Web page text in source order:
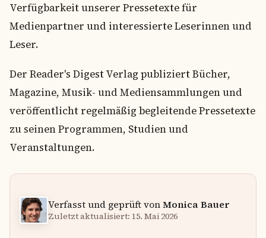
Verfügbarkeit unserer Pressetexte für
Medienpartner und interessierte Leserinnen und
Leser.
Der Reader's Digest Verlag publiziert Bücher,
Magazine, Musik- und Mediensammlungen und
veröffentlicht regelmäßig begleitende Pressetexte
zu seinen Programmen, Studien und
Veranstaltungen.
Verfasst und geprüft vonMonica Bauer
Zuletzt aktualisiert: 15. Mai 2026